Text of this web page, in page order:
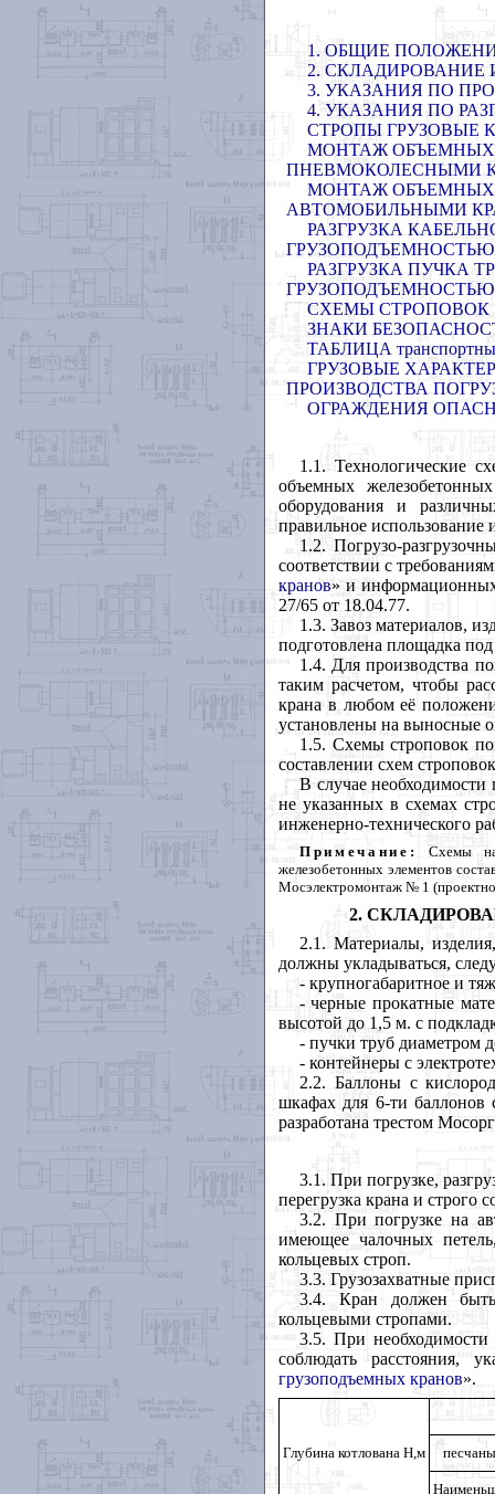
1. ОБЩИЕ
2. СКЛАДИРОВАНИЕ
3. УКАЗАНИЯ ПО
4. УКАЗАНИЯ ПО
СТРОПЫ ГРУЗОВЫЕ
МОНТАЖ ОБЪЕМНЫХ
ПНЕВМОКОЛЕСНЫМИ
МОНТАЖ ОБЪЕМНЫХ
АВТОМОБИЛЬНЫМИ
РАЗГРУЗКА
ГРУЗОПОДЪЕМНОСТЬЮ
РАЗГРУЗКА ПУЧКА
ГРУЗОПОДЪЕМНОСТЬЮ
СХЕМЫ СТРОПОВОК
ЗНАКИ
ТАБЛИЦА
ГРУЗОВЫЕ
ПРОИЗВОДСТВА
ОГРАЖДЕНИЯ
1.1. Технологические
объемных
оборудования и
правильное использование
1.2. Погрузо-
соответствии с
кранов» и
27/65 от 18.04.77.
1.3. Завоз материалов,
подготовлена площадка
1.4. Для производства
таким расчетом, чтобы
крана в любом её
установлены на выносные
1.5. Схемы строповок
составлении схем
В случае необходимости
не указанных в схемах
инженерно-технического
Примечание:
Схемы на
железобетонных элементов
Мосэлектромонтаж № 1
2.
2.1. Материалы,
должны укладываться,
- крупногабаритное и
- черные прокатные
высотой до 1,5 м. с
- пучки труб диаметром
- контейнеры с
2.2. Баллоны с
шкафах для 6-ти баллонов
разработана трестом
3.1. При погрузке,
перегрузка крана и строго
3.2. При погрузке на
имеющее чалочных
кольцевых строп.
3.3. Грузозахватные
3.4. Кран должен быть
кольцевыми стропами.
3.5. При необходимости
соблюдать
грузоподъемных кранов».
Глубина котлована Н,м